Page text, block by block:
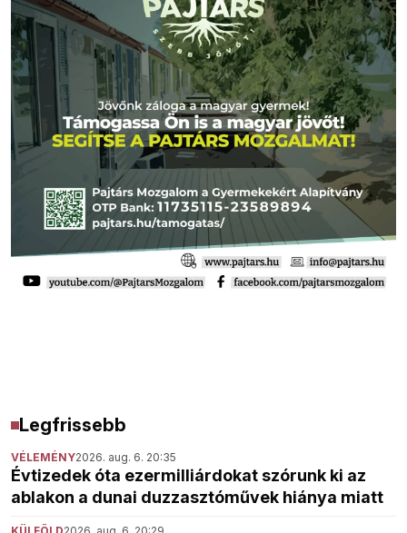
Legfrissebb
VÉLEMÉNY2026. aug. 6. 20:35
Évtizedek óta ezermilliárdokat szórunk ki az
ablakon a dunai duzzasztóművek hiánya miatt